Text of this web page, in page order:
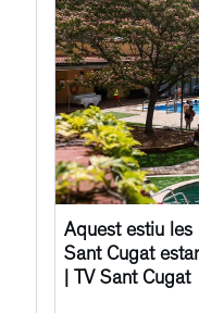
Aquest estiu
Sant Cugat
| TV Sant Cugat